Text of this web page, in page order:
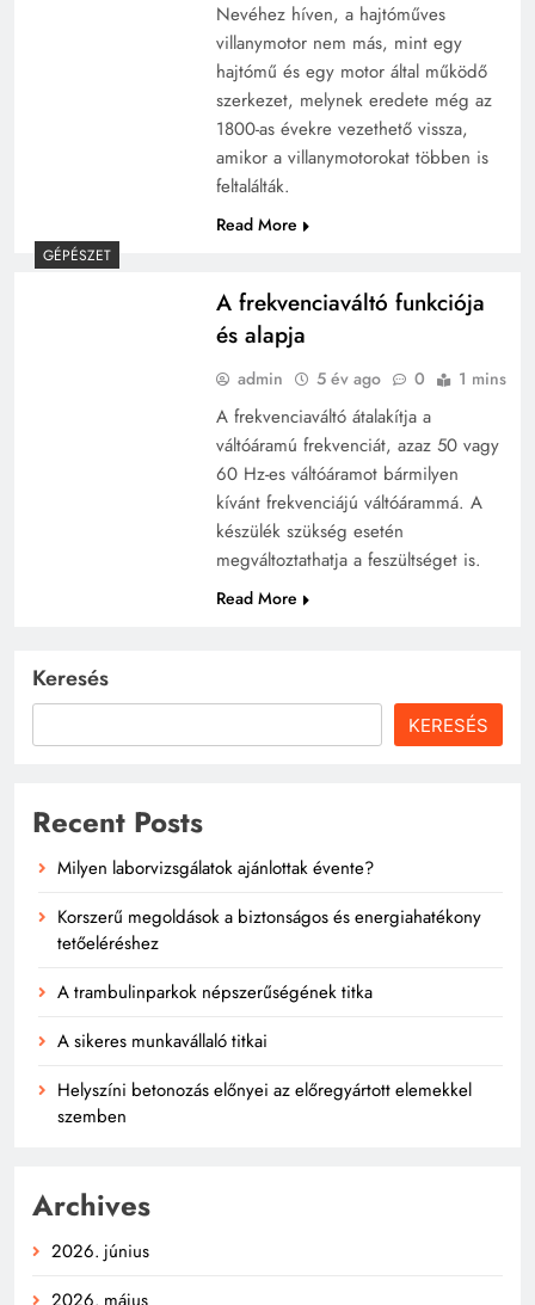
Nevéhez híven, a hajtóműves
villanymotor nem más, mint egy
hajtómű és egy motor által működő
szerkezet, melynek eredete még az
1800-as évekre vezethető vissza,
amikor a villanymotorokat többen is
feltalálták.
Read More
GÉPÉSZET
A frekvenciaváltó funkciója
és alapja
admin 5 év ago 0 1 mins
A frekvenciaváltó átalakítja a
váltóáramú frekvenciát, azaz 50 vagy
60 Hz-es váltóáramot bármilyen
kívánt frekvenciájú váltóárammá. A
készülék szükség esetén
megváltoztathatja a feszültséget is.
Read More
Keresés
KERESÉS
Recent Posts
Milyen laborvizsgálatok ajánlottak évente?
Korszerű megoldások a biztonságos és energiahatékony
tetőeléréshez
A trambulinparkok népszerűségének titka
A sikeres munkavállaló titkai
Helyszíni betonozás előnyei az előregyártott elemekkel
szemben
Archives
2026. június